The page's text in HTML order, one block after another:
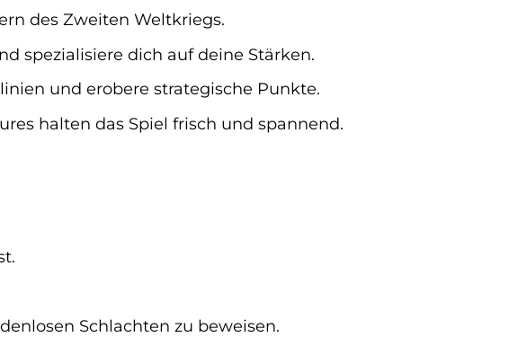
des Zweiten Weltkriegs.
spezialisiere dich auf deine Stärken.
und erobere strategische Punkte.
halten das Spiel frisch und spannend.
Schlachten zu beweisen.